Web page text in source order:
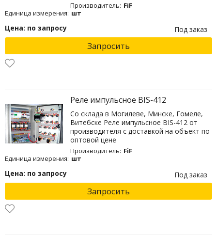
Производитель: FiF
Единица измерения: шт
Цена: по запросу Под заказ
Запросить
Реле импульсное BIS-412
Со склада в Могилеве, Минске, Гомеле,
Витебске Реле импульсное BIS-412 от
производителя с доставкой на объект по
оптовой цене
Производитель: FiF
Единица измерения: шт
Цена: по запросу Под заказ
Запросить